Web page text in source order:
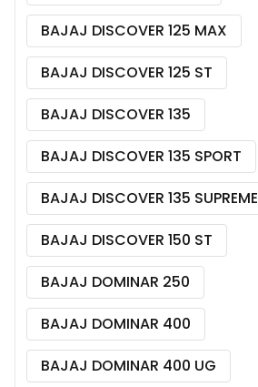
BAJAJ DISCOVER 125 MAX
BAJAJ DISCOVER 125 ST
BAJAJ DISCOVER 135
BAJAJ DISCOVER 135 SPORT
BAJAJ DISCOVER 135 SUPREME
BAJAJ DISCOVER 150 ST
BAJAJ DOMINAR 250
BAJAJ DOMINAR 400
BAJAJ DOMINAR 400 UG